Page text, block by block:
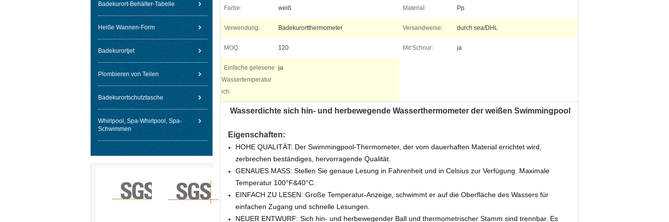
Badekurort-Behälter-Tabelle
Heiße Wannen-Form
Badekurortjet
Plombieren von Teilen
Badekurortschutztasche
Whirlpool, Spa-Whirlpool, Spa-
Schwimmen
Farbe: weiß Material: Pp.
Verwendung: Badekurortthermometer Versandweise: durch sea/DHL
MOQ: 120 Mit Schnur: ja
Einfache gelesene
Wassertemperatur
ich:
ja
Wasserdichte sich hin- und herbewegende Wasserthermometer der weißen Swimmingpoolbadewanne mit Schnur
Eigenschaften:
HOHE QUALITÄT: Der Swimmingpool-Thermometer, der vom dauerhaften Material errichtet wird,
zerbrechen beständiges, hervorragende Qualität.
GENAUES MASS: Stellen Sie genaue Lesung in Fahrenheit und in Celsius zur Verfügung. Maximale
Temperatur 100°F&40°C.
EINFACH ZU LESEN: Große Temperatur-Anzeige, schwimmt er auf die Oberfläche des Wassers für
einfachen Zugang und schnelle Lesungen.
NEUER ENTWURF: Sich hin- und herbewegender Ball und thermometrischer Stamm sind trennbar. Es